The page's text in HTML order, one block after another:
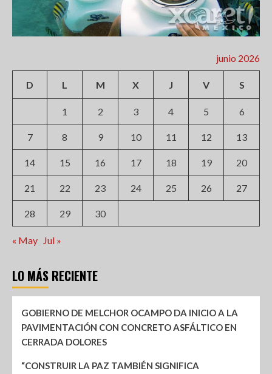
junio 2026
D L M X J V S
1 2 3 4 5 6
7 8 9 10 11 12 13
14 15 16 17 18 19 20
21 22 23 24 25 26 27
28 29 30
« May Jul »
LO MÁS RECIENTE
GOBIERNO DE MELCHOR OCAMPO DA INICIO A LA
PAVIMENTACIÓN CON CONCRETO ASFÁLTICO EN
CERRADA DOLORES
“CONSTRUIR LA PAZ TAMBIÉN SIGNIFICA